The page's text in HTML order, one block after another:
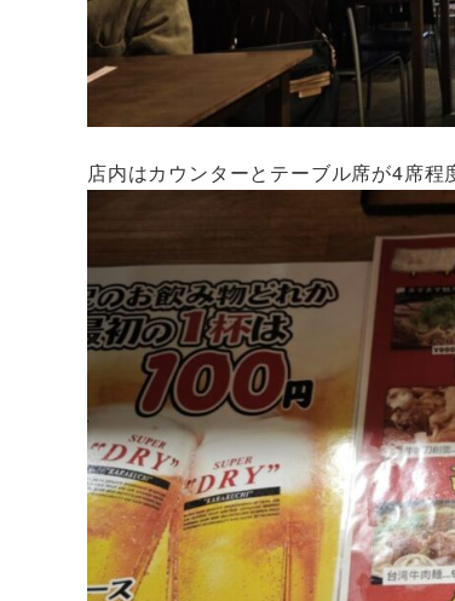
店内はカウンターとテーブル席が4席程